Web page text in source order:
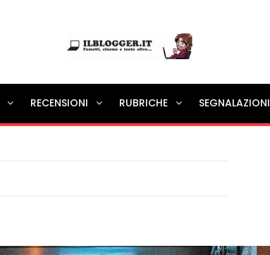
Ilblogger.it
Il portalino di blog |
RECENSIONI RUBRICHE SEGNALAZIONI